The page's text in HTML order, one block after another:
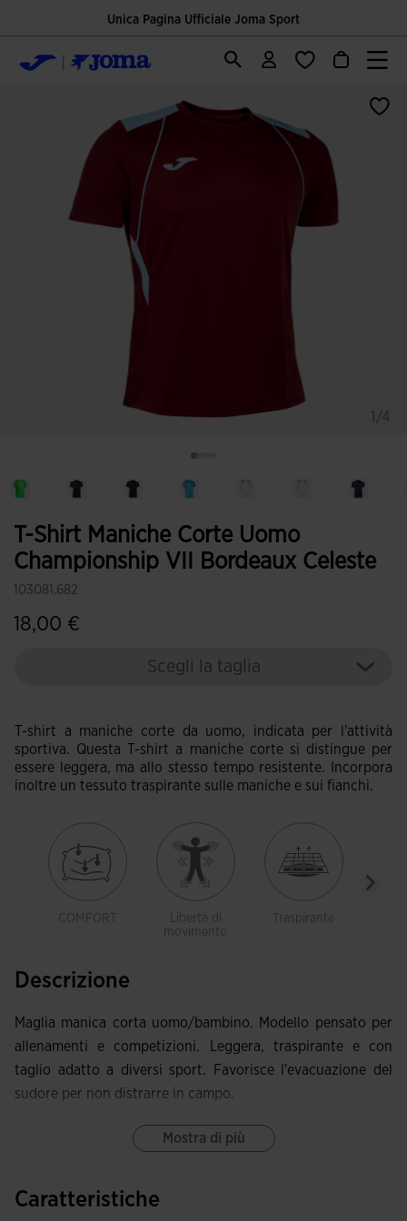
Unica Pagina Ufficiale Joma Sport
T-Shirt Maniche Corte Uomo
Championship VII Bordeaux Celeste
103081.682
18,00 €
Scegli la taglia
T-shirt a maniche corte da uomo, indicata per l'attività
sportiva. Questa T-shirt a maniche corte si distingue per
essere leggera, ma allo stesso tempo resistente. Incorpora
inoltre un tessuto traspirante sulle maniche e sui fianchi.
COMFORT
Libertà di
movimento
Traspirante
Descrizione
Maglia manica corta uomo/bambino. Modello pensato per
allenamenti e competizioni. Leggera, traspirante e con
taglio adatto a diversi sport. Favorisce l'evacuazione del
sudore per non distrarre in campo.
Questa maglia presenta collo rotondo e cuciture anteriori
Mostra di più
Caratteristiche